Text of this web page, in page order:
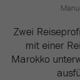
Zwei
mit einer
Marokko